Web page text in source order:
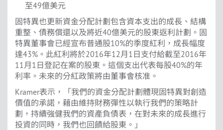
至49億美元
固特異也更新資金分配計劃包含資本支出的成長、結構
重整、債務償還以及將近40億美元的股東返利計劃。固
特異董事會已經宣布普通股10%的季度紅利，成長幅度
達43%。此紅利將於2016年12月1日支付給截至2016年
11月1日登記在案的股東。這個支出代表每股40%的年
利率。未來的分紅政策將由董事會核准。
Kramer表示，「我們的資金分配計劃體現固特異對創造
價值的承諾，藉由維持財務彈性以執行我們的策略計
劃，持續強健我們的資產負債表，在對未來的成長進行
投資的同時，我們也回饋給股東。」